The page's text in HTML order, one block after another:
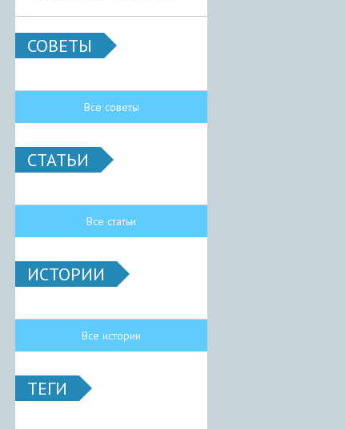
СОВЕТЫ
Все советы
СТАТЬИ
Все статьи
ИСТОРИИ
Все истории
ТЕГИ